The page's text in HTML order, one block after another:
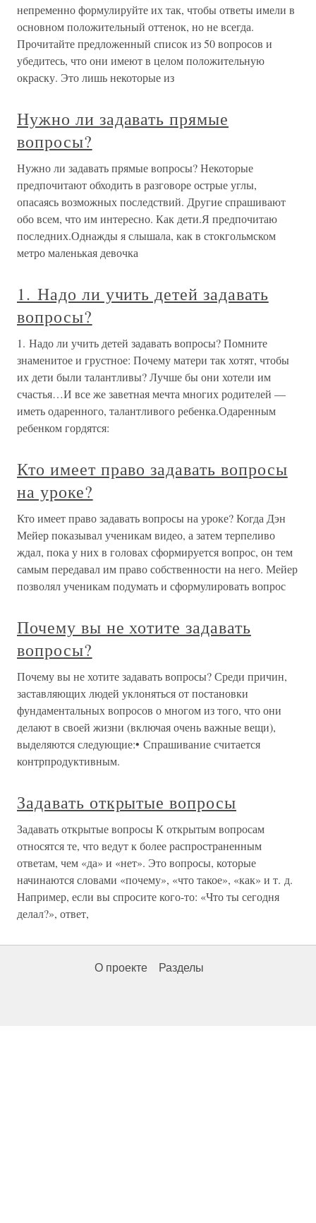
непременно формулируйте их так, чтобы ответы имели в
основном положительный оттенок, но не всегда.
Прочитайте предложенный список из 50 вопросов и
убедитесь, что они имеют в целом положительную
окраску. Это лишь некоторые из
Нужно ли задавать прямые
вопросы?
Нужно ли задавать прямые вопросы? Некоторые
предпочитают обходить в разговоре острые углы,
опасаясь возможных последствий. Другие спрашивают
обо всем, что им интересно. Как дети.Я предпочитаю
последних.Однажды я слышала, как в стокгольмском
метро маленькая девочка
1. Надо ли учить детей задавать
вопросы?
1. Надо ли учить детей задавать вопросы? Помните
знаменитое и грустное: Почему матери так хотят, чтобы
их дети были талантливы? Лучше бы они хотели им
счастья…И все же заветная мечта многих родителей —
иметь одаренного, талантливого ребенка.Одаренным
ребенком гордятся:
Кто имеет право задавать вопросы
на уроке?
Кто имеет право задавать вопросы на уроке? Когда Дэн
Мейер показывал ученикам видео, а затем терпеливо
ждал, пока у них в головах сформируется вопрос, он тем
самым передавал им право собственности на него. Мейер
позволял ученикам подумать и сформулировать вопрос
Почему вы не хотите задавать
вопросы?
Почему вы не хотите задавать вопросы? Среди причин,
заставляющих людей уклоняться от постановки
фундаментальных вопросов о многом из того, что они
делают в своей жизни (включая очень важные вещи),
выделяются следующие:• Спрашивание считается
контрпродуктивным.
Задавать открытые вопросы
Задавать открытые вопросы К открытым вопросам
относятся те, что ведут к более распространенным
ответам, чем «да» и «нет». Это вопросы, которые
начинаются словами «почему», «что такое», «как» и т. д.
Например, если вы спросите кого-то: «Что ты сегодня
делал?», ответ,
О проекте Разделы